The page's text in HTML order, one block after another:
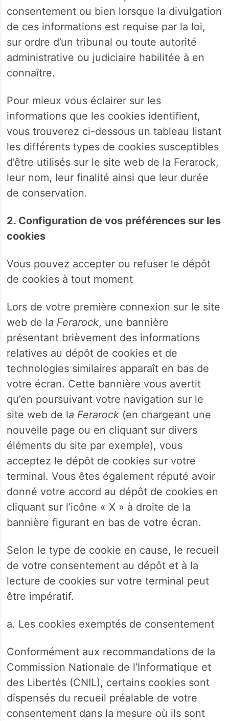
consentement ou bien lorsque la divulgation
de ces informations est requise par la loi,
sur ordre d’un tribunal ou toute autorité
administrative ou judiciaire habilitée à en
connaître.
Pour mieux vous éclairer sur les
informations que les cookies identifient,
vous trouverez ci-dessous un tableau listant
les différents types de cookies susceptibles
d’être utilisés sur le site web de la Ferarock,
leur nom, leur finalité ainsi que leur durée
de conservation.
2. Configuration de vos préférences sur les
cookies
Vous pouvez accepter ou refuser le dépôt
de cookies à tout moment
Lors de votre première connexion sur le site
web de la Ferarock, une bannière
présentant brièvement des informations
relatives au dépôt de cookies et de
technologies similaires apparaît en bas de
votre écran. Cette bannière vous avertit
qu’en poursuivant votre navigation sur le
site web de la Ferarock (en chargeant une
nouvelle page ou en cliquant sur divers
éléments du site par exemple), vous
acceptez le dépôt de cookies sur votre
terminal. Vous êtes également réputé avoir
donné votre accord au dépôt de cookies en
cliquant sur l’icône « X » à droite de la
bannière figurant en bas de votre écran.
Selon le type de cookie en cause, le recueil
de votre consentement au dépôt et à la
lecture de cookies sur votre terminal peut
être impératif.
a. Les cookies exemptés de consentement
Conformément aux recommandations de la
Commission Nationale de l’Informatique et
des Libertés (CNIL), certains cookies sont
dispensés du recueil préalable de votre
consentement dans la mesure où ils sont